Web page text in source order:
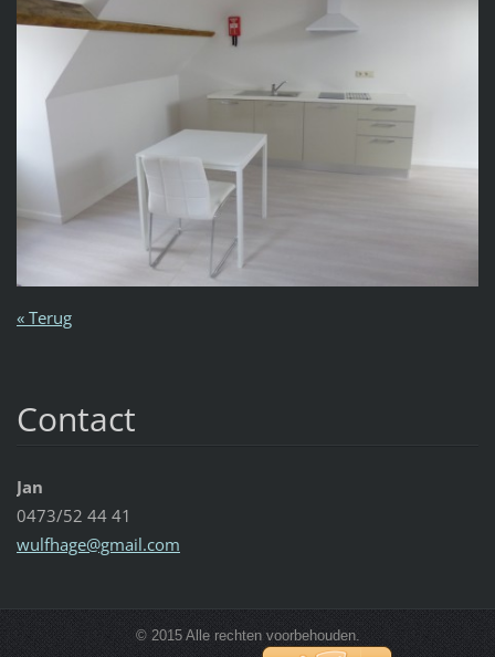
« Terug
Contact
Jan
0473/52 44 41
wulfhage@gmail.com
© 2015 Alle rechten voorbehouden.